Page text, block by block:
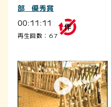
部 優秀賞
00:11:11
再生回数：67